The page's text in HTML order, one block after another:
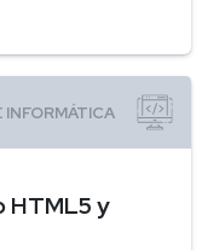
HTML5 y